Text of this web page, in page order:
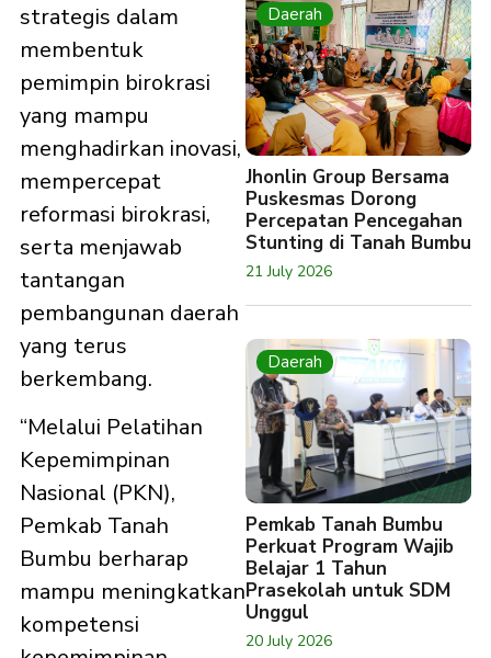
strategis dalam
membentuk
pemimpin birokrasi
yang mampu
menghadirkan inovasi,
mempercepat
reformasi birokrasi,
serta menjawab
tantangan
pembangunan daerah
yang terus
berkembang.
“Melalui Pelatihan
Kepemimpinan
Nasional (PKN),
Pemkab Tanah
Bumbu berharap
mampu meningkatkan
kompetensi
Daerah
Jhonlin Group Bersama
Puskesmas Dorong
Percepatan Pencegahan
Stunting di Tanah Bumbu
21 July 2026
Daerah
Pemkab Tanah Bumbu
Perkuat Program Wajib
Belajar 1 Tahun
Prasekolah untuk SDM
Unggul
20 July 2026